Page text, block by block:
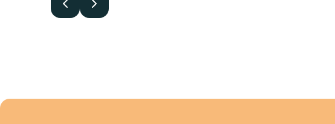
EdellinenSeuraava